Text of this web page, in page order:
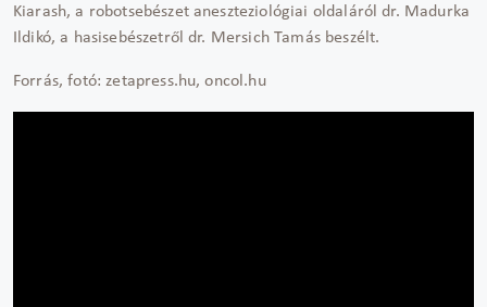
Kiarash, a robotsebészet aneszteziológiai oldaláról dr. Madurka
Ildikó, a hasisebészetről dr. Mersich Tamás beszélt.
Forrás, fotó: zetapress.hu, oncol.hu